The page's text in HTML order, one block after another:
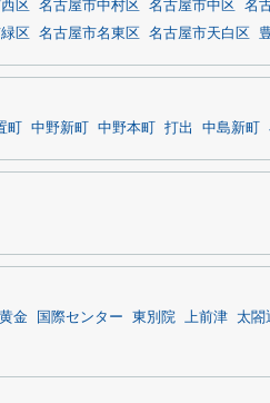
区 名古屋市中村区 名古屋市中区 名
区 名古屋市名東区 名古屋市天白区
中野新町 中野本町 打出 中島新町
黄金 国際センター 東別院 上前津 太閤